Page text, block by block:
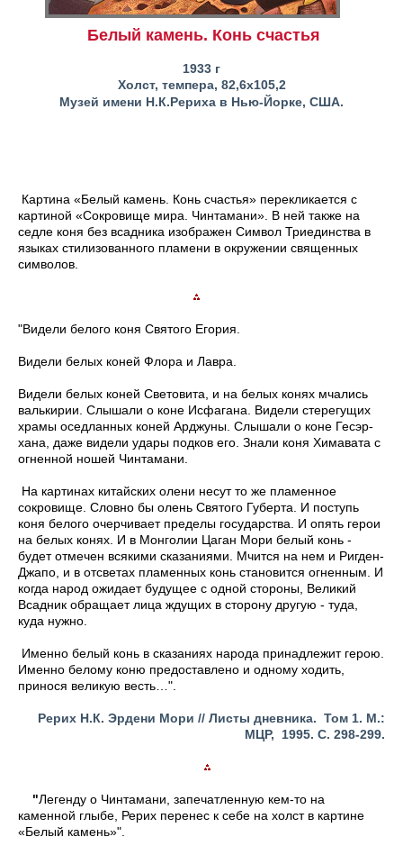
Белый камень. Конь счастья
1933 г
Холст, темпера, 82,6х105,2
Музей имени Н.К.Рериха в Нью-Йорке, США.
Картина «Белый камень. Конь счастья» перекликается с
картиной «Сокровище мира. Чинтамани». В ней также на
седле коня без всадника изображен Символ Триединства в
языках стилизованного пламени в окружении священных
символов.
"Видели белого коня Святого Егория.
Видели белых коней Флора и Лавра.
Видели белых коней Световита, и на белых конях мчались
валькирии. Слышали о коне Исфагана. Видели стерегущих
храмы оседланных коней Арджуны. Слышали о коне Гесэр-
хана, даже видели удары подков его. Знали коня Химавата с
огненной ношей Чинтамани.
На картинах китайских олени несут то же пламенное
сокровище. Словно бы олень Святого Губерта. И поступь
коня белого очерчивает пределы государства. И опять герои
на белых конях. И в Монголии Цаган Мори белый конь -
будет отмечен всякими сказаниями. Мчится на нем и Ригден-
Джапо, и в отсветах пламенных конь становится огненным. И
когда народ ожидает будущее с одной стороны, Великий
Всадник обращает лица ждущих в сторону другую - туда,
куда нужно.
Именно белый конь в сказаниях народа принадлежит герою.
Именно белому коню предоставлено и одному ходить,
принося великую весть…".
Рерих Н.К. Эрдени Мори // Листы дневника. Том 1. М.:
МЦР, 1995. С. 298-299.
"Легенду о Чинтамани, запечатленную кем-то на
каменной глыбе, Рерих перенес к себе на холст в картине
«Белый камень»".